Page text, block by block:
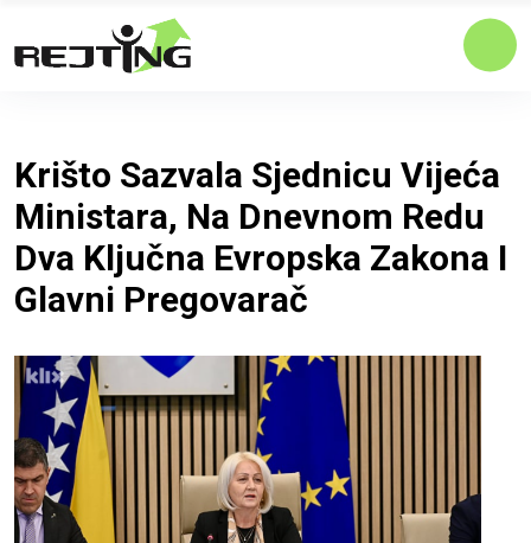
Krišto Sazvala Sjednicu Vijeća
Ministara, Na Dnevnom Redu
Dva Ključna Evropska Zakona I
Glavni Pregovarač